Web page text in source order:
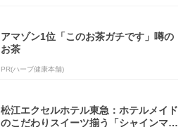
アマゾン1位「このお茶ガチです」噂の
お茶
PR(ハーブ健康本舗)
松江エクセルホテル東急：ホテルメイド
のこだわりスイーツ揃う「シャインマス